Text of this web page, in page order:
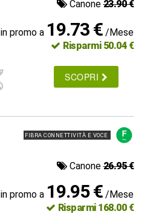
Canone23.90 €
in promo a 19.73 € /Mese
Risparmi 50.04 €
SCOPRI
FIBRA CONNETTIVITÀ E VOCE
Canone26.95 €
in promo a 19.95 € /Mese
Risparmi 168.00 €